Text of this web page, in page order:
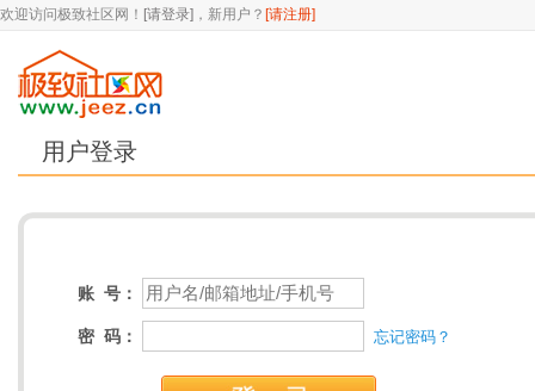
欢迎访问极致社区网！ [请登录] ，新用户？ [请注册]
用户登录
账 号：
密 码： 忘记密码？